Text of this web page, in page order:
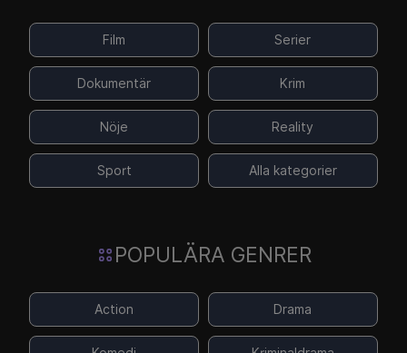
Film Serier
Dokumentär Krim
Nöje Reality
Sport Alla kategorier
POPULÄRA GENRER
Action Drama